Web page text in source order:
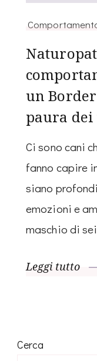
un
paura
Ci sono cani
fanno capire
siano
emozioni e
maschio di
Leggi tutto
Cerca